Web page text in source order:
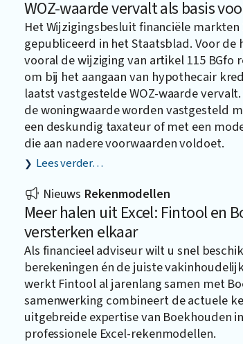
WOZ-waarde vervalt als basis
Het Wijzigingsbesluit financiële markten
gepubliceerd in het Staatsblad. Voor
vooral de wijziging van artikel 115 BGfo
om bij het aangaan van hypothecair
laatst vastgestelde WOZ-waarde
de woningwaarde worden vastgesteld
een deskundig taxateur of met een
die aan nadere voorwaarden voldoet.
Lees verder…
Nieuws Rekenmodellen
Meer halen uit Excel: Fintool en
versterken elkaar
Als financieel adviseur wilt u snel
berekeningen én de juiste
werkt Fintool al jarenlang samen met
samenwerking combineert de actuele
uitgebreide expertise van Boekhouden
professionele Excel-rekenmodellen.